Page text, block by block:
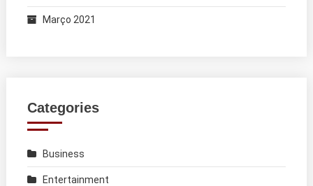
Março 2021
Categories
Business
Entertainment